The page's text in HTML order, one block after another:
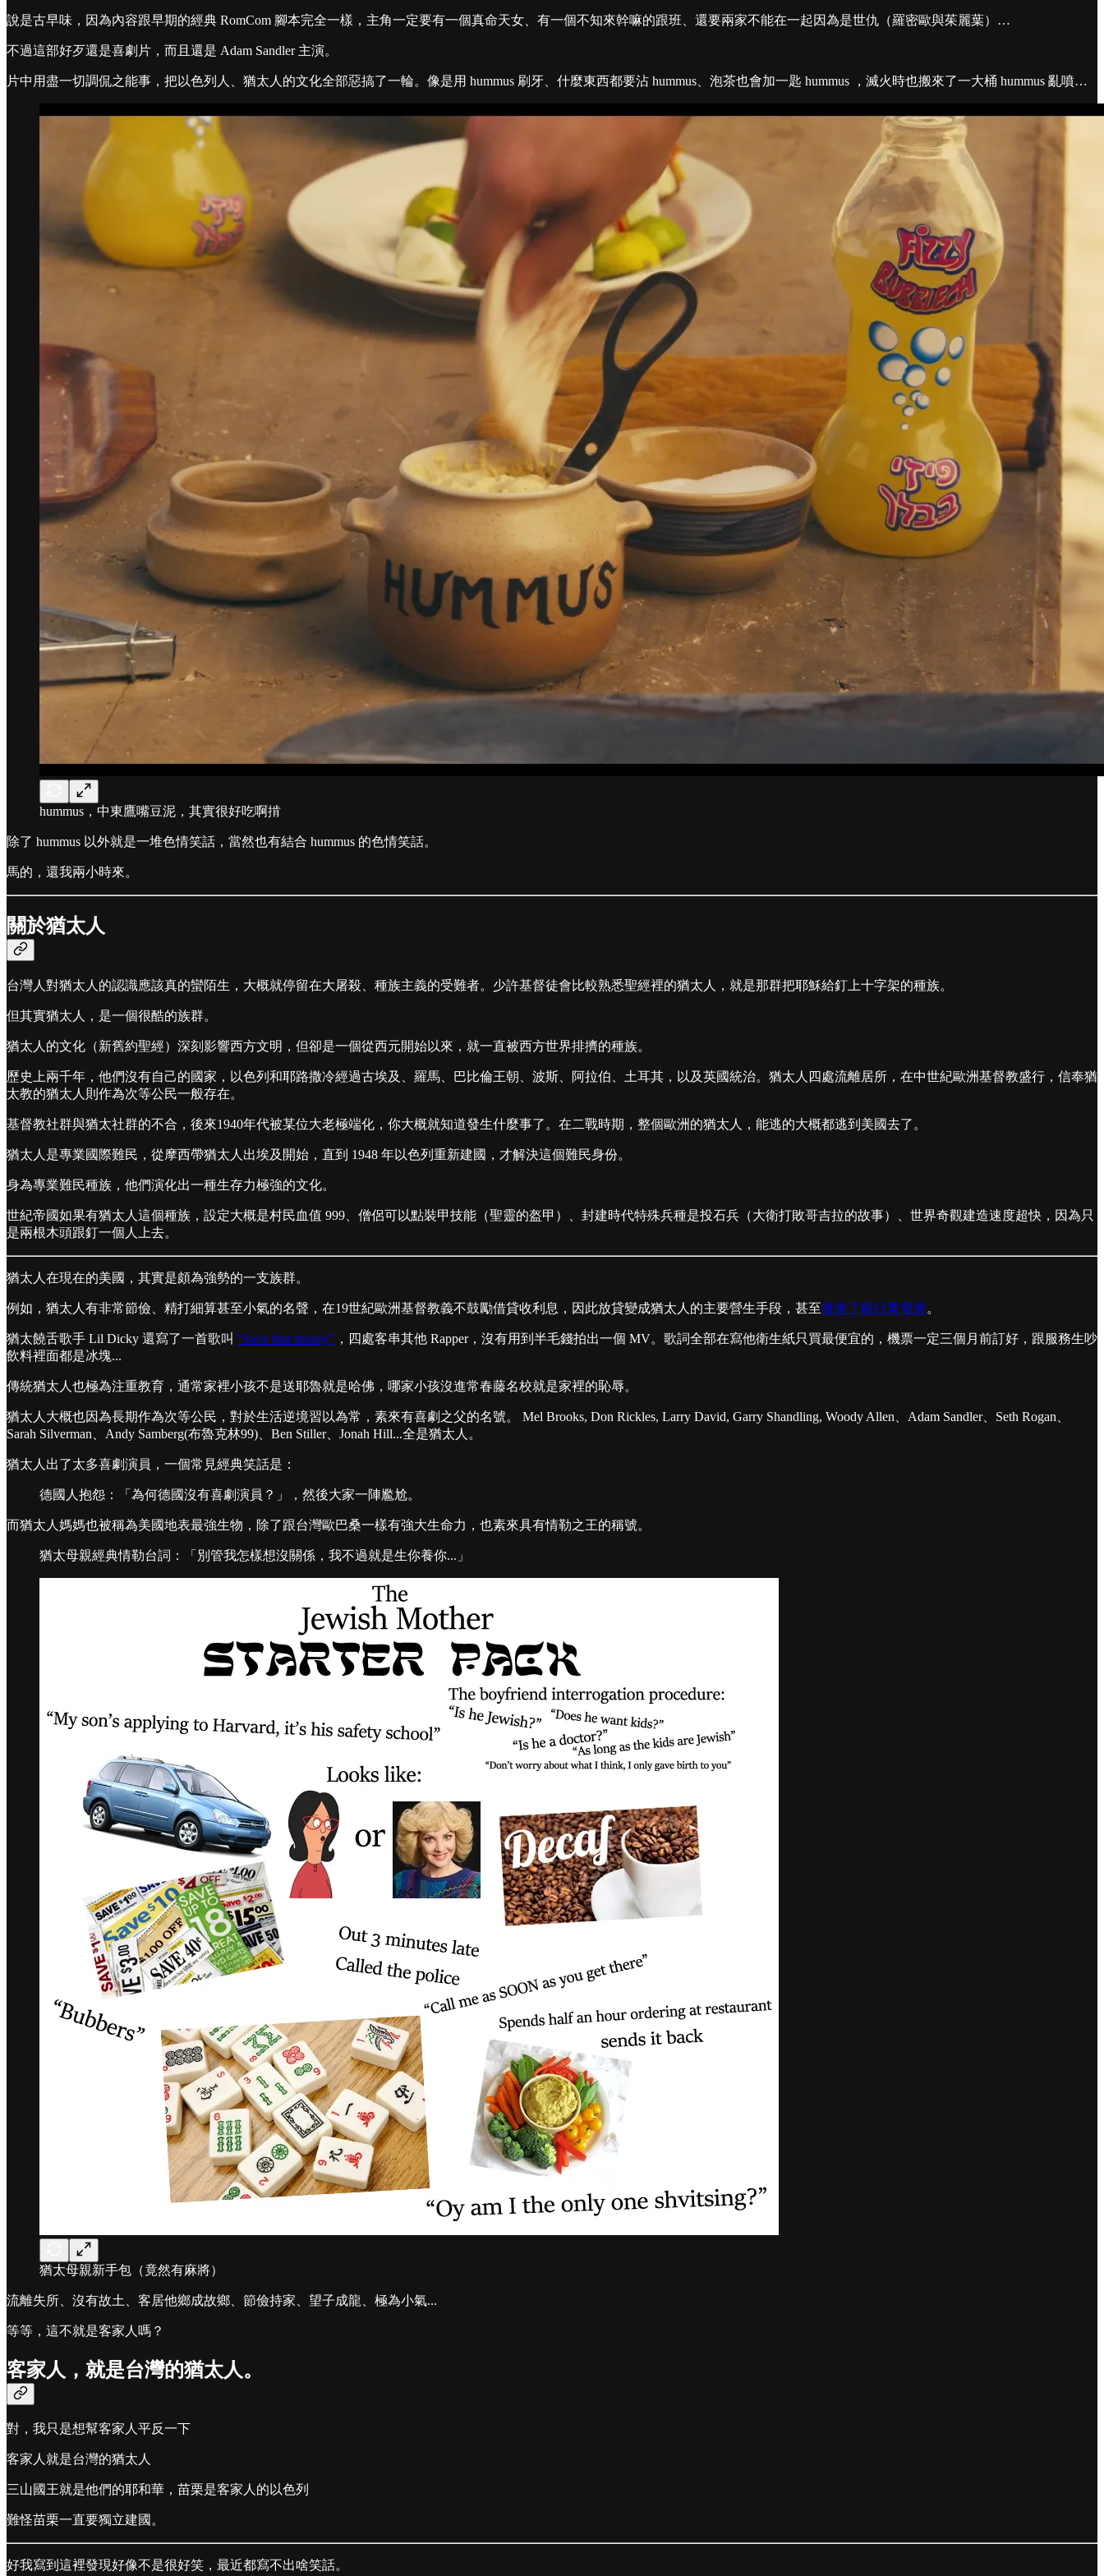
說是古早味，因為內容跟早期的經典 RomCom 腳本完全一樣，主角一定要有一個真命天女、有一個不知來幹嘛的跟班、還要兩家不能在一起因為是世仇（羅密歐與茱麗葉）…
不過這部好歹還是喜劇片，而且還是 Adam Sandler 主演。
片中用盡一切調侃之能事，把以色列人、猶太人的文化全部惡搞了一輪。像是用 hummus 刷牙、什麼東西都要沾 hummus、泡茶也會加一匙 hummus ，滅火時也搬來了一大桶 hummus 亂噴…
hummus，中東鷹嘴豆泥，其實很好吃啊掯
除了 hummus 以外就是一堆色情笑話，當然也有結合 hummus 的色情笑話。
馬的，還我兩小時來。
關於猶太人
台灣人對猶太人的認識應該真的蠻陌生，大概就停留在大屠殺、種族主義的受難者。少許基督徒會比較熟悉聖經裡的猶太人，就是那群把耶穌給釘上十字架的種族。
但其實猶太人，是一個很酷的族群。
猶太人的文化（新舊約聖經）深刻影響西方文明，但卻是一個從西元開始以來，就一直被西方世界排擠的種族。
歷史上兩千年，他們沒有自己的國家，以色列和耶路撒冷經過古埃及、羅馬、巴比倫王朝、波斯、阿拉伯、土耳其，以及英國統治。猶太人四處流離居所，在中世紀歐洲基督教盛行，信奉猶
太教的猶太人則作為次等公民一般存在。
基督教社群與猶太社群的不合，後來1940年代被某位大老極端化，你大概就知道發生什麼事了。在二戰時期，整個歐洲的猶太人，能逃的大概都逃到美國去了。
猶太人是專業國際難民，從摩西帶猶太人出埃及開始，直到 1948 年以色列重新建國，才解決這個難民身份。
身為專業難民種族，他們演化出一種生存力極強的文化。
世紀帝國如果有猶太人這個種族，設定大概是村民血值 999、僧侶可以點裝甲技能（聖靈的盔甲）、封建時代特殊兵種是投石兵（大衛打敗哥吉拉的故事）、世界奇觀建造速度超快，因為只
是兩根木頭跟釘一個人上去。
猶太人在現在的美國，其實是頗為強勢的一支族群。
例如，猶太人有非常節儉、精打細算甚至小氣的名聲，在19世紀歐洲基督教義不鼓勵借貸收利息，因此放貸變成猶太人的主要營生手段，甚至推進了銀行業發展。
猶太饒舌歌手 Lil Dicky 還寫了一首歌叫 “Save that money” ，四處客串其他 Rapper，沒有用到半毛錢拍出一個 MV。歌詞全部在寫他衛生紙只買最便宜的，機票一定三個月前訂好，跟服務生吵
飲料裡面都是冰塊...
傳統猶太人也極為注重教育，通常家裡小孩不是送耶魯就是哈佛，哪家小孩沒進常春藤名校就是家裡的恥辱。
猶太人大概也因為長期作為次等公民，對於生活逆境習以為常，素來有喜劇之父的名號。 Mel Brooks, Don Rickles, Larry David, Garry Shandling, Woody Allen、Adam Sandler、Seth Rogan、
Sarah Silverman、Andy Samberg(布魯克林99)、Ben Stiller、Jonah Hill...全是猶太人。
猶太人出了太多喜劇演員，一個常見經典笑話是：
德國人抱怨：「為何德國沒有喜劇演員？」，然後大家一陣尷尬。
而猶太人媽媽也被稱為美國地表最強生物，除了跟台灣歐巴桑一樣有強大生命力，也素來具有情勒之王的稱號。
猶太母親經典情勒台詞：「別管我怎樣想沒關係，我不過就是生你養你...」
猶太母親新手包（竟然有麻將）
流離失所、沒有故土、客居他鄉成故鄉、節儉持家、望子成龍、極為小氣...
等等，這不就是客家人嗎？
客家人，就是台灣的猶太人。
對，我只是想幫客家人平反一下
客家人就是台灣的猶太人
三山國王就是他們的耶和華，苗栗是客家人的以色列
難怪苗栗一直要獨立建國。
好我寫到這裡發現好像不是很好笑，最近都寫不出啥笑話。